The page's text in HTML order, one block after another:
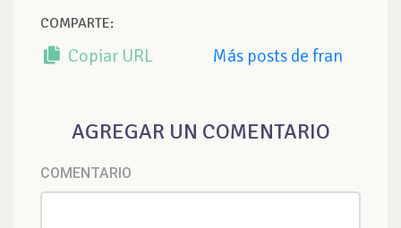
COMPARTE:
Copiar URL Más posts de fran
AGREGAR UN COMENTARIO
COMENTARIO